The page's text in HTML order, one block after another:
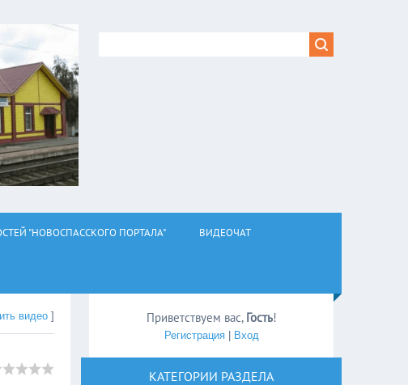
"НОВОСПАССКОГО ПОРТАЛА" ВИДЕОЧАТ
видео ] Приветствуем вас, Гость!
Регистрация| Вход
КАТЕГОРИИ РАЗДЕЛА